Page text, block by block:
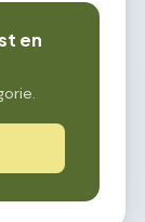
en